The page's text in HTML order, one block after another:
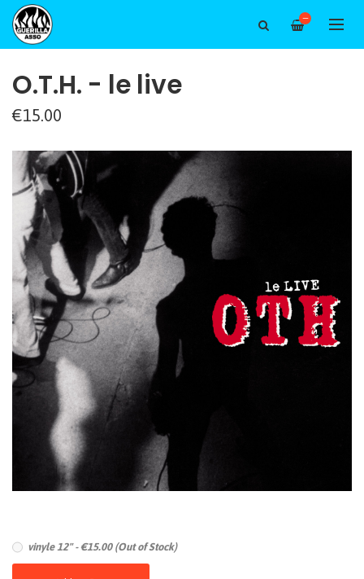
—
O.T.H. - le live
€15.00
vinyle 12" - €15.00 (Out of Stock)